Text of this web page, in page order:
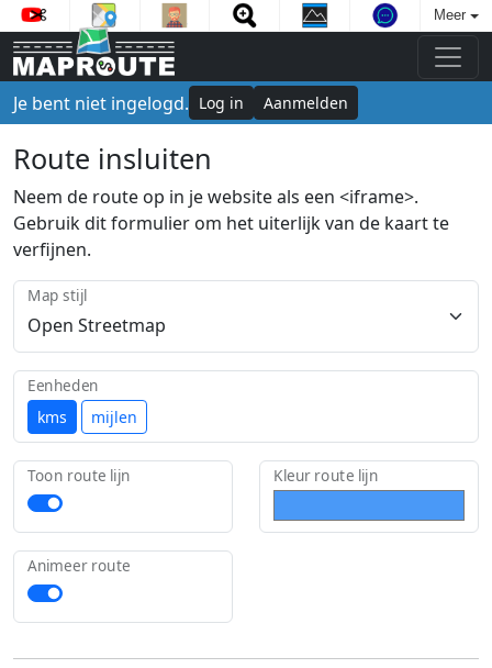
Meer
Je bent niet ingelogd. Log in Aanmelden
Route insluiten
Neem de route op in je website als een <iframe>.
Gebruik dit formulier om het uiterlijk van de kaart te
verfijnen.
Map stijl
kms mijlen
Eenheden
Toon route lijn Kleur route lijn
Animeer route